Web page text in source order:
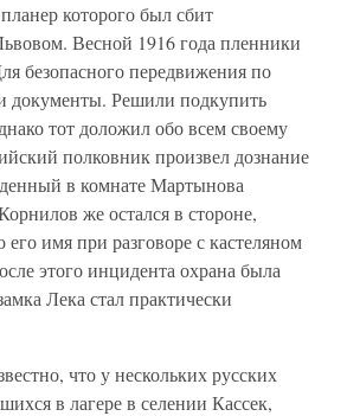
которого был сбит
Весной 1916 года пленники
безопасного передвижения по
документы. Решили подкупить
тот доложил обо всем своему
полковник произвел дознание
в комнате Мартынова
же остался в стороне,
его имя при разговоре с кастеляном
этого инцидента охрана была
Лека стал практически
что у нескольких русских
в лагере в селении Кассек,